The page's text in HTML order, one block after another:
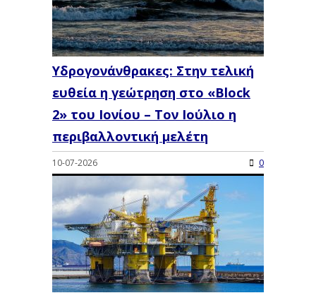
Υδρογονάνθρακες: Στην τελική
ευθεία η γεώτρηση στο «Block
2» του Ιονίου – Τον Ιούλιο η
περιβαλλοντική μελέτη
10-07-2026 0